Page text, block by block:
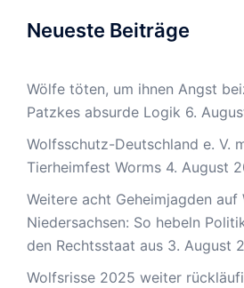
Neueste Beiträge
Wölfe töten, um ihnen Angst
Patzkes absurde Logik 6.
Wolfsschutz-Deutschland e. V.
Tierheimfest Worms 4. August
Weitere acht Geheimjagden auf
Niedersachsen: So hebeln
den Rechtsstaat aus 3. August
Wolfsrisse 2025 weiter